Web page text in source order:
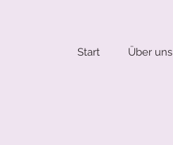
Start Über uns